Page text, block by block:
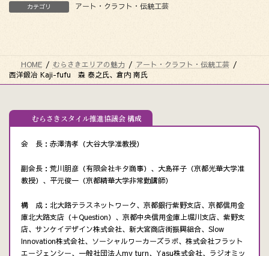
カテゴリ アート・クラフト・伝統工芸
HOME むらさきエリアの魅力
アート・クラフト・伝統工芸
西洋鍛冶 Kaji-fufu 森 泰之氏、倉内 南氏
むらさきスタイル推進協議会 構成
会 長：赤澤清孝（大谷大学准教授）
副会長：荒川朋彦（有限会社キタ商事）、大島祥子（京都光華大学准
教授）、平元俊一（京都精華大学非常勤講師）
構 成：北大路テラスネットワーク、京都銀行紫野支店、京都信用金
庫北大路支店（＋Question）、京都中央信用金庫上堀川支店、紫野支
店、サンケイデザイン株式会社、新大宮商店街振興組合、Slow
Innovation株式会社、ソーシャルワーカーズラボ、株式会社フラット
エージェンシー、一般社団法人my turn、Yasu株式会社、ラジオミッ